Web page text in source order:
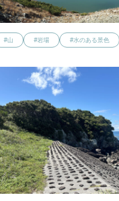
#山 #岩場 #水のある景色